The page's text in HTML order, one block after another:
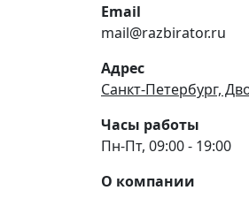
Email
mail@razbirator.ru
Адрес
Санкт-Петербург,
Часы работы
Пн-Пт, 09:00 - 19:00
О компании